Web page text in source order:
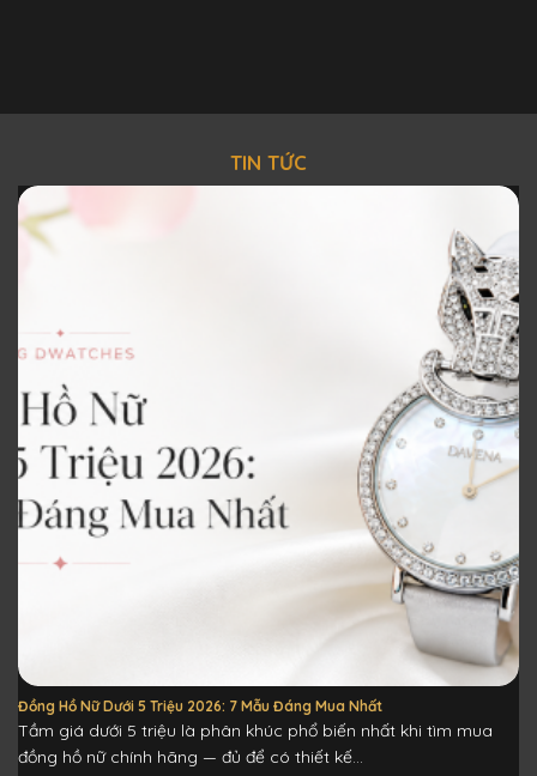
TIN TỨC
Đồng Hồ Nữ Dưới 5 Triệu 2026: 7 Mẫu Đáng Mua Nhất
Tầm giá dưới 5 triệu là phân khúc phổ biến nhất khi tìm mua
đồng hồ nữ chính hãng — đủ để có thiết kế...